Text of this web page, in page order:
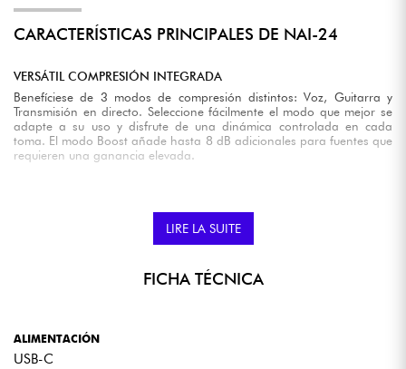
CARACTERÍSTICAS PRINCIPALES DE NAI-24
VERSÁTIL COMPRESIÓN INTEGRADA
Benefíciese de 3 modos de compresión distintos: Voz, Guitarra y
Transmisión en directo. Seleccione fácilmente el modo que mejor se
adapte a su uso y disfrute de una dinámica controlada en cada
toma. El modo Boost añade hasta 8 dB adicionales para fuentes que
requieren una ganancia elevada.
CONVERSIÓN AD/DA PROFESIONAL
El NAI-24 incorpora convertidores AKM de alta calidad, que
garantizan una reproducción fiel y precisa de su señal de audio,
Las salidas principales (1L/2R) están equipadas con transformadores
de audio profesionales para obtener un sonido cálido, preciso y sin
LIRE LA SUITE
FICHA TÉCNICA
ALIMENTACIÓN
USB-C